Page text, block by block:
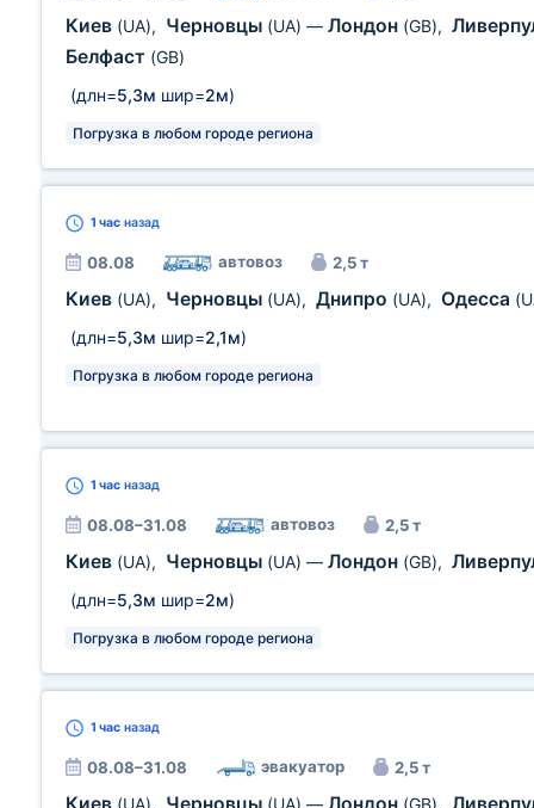
Киев (UA), Черновцы (UA) — Лондон (GB),
Белфаст (GB)
(длн=5,3м шир=2м)
Погрузка в любом городе региона
1 час назад
08.08 автовоз 2,5 т
Киев (UA), Черновцы (UA), Днипро (UA), Одесса
(длн=5,3м шир=2,1м)
Погрузка в любом городе региона
1 час назад
08.08–31.08 автовоз 2,5 т
Киев (UA), Черновцы (UA) — Лондон (GB),
(длн=5,3м шир=2м)
Погрузка в любом городе региона
1 час назад
08.08–31.08 эвакуатор 2,5 т
(UA), (UA) — (GB),